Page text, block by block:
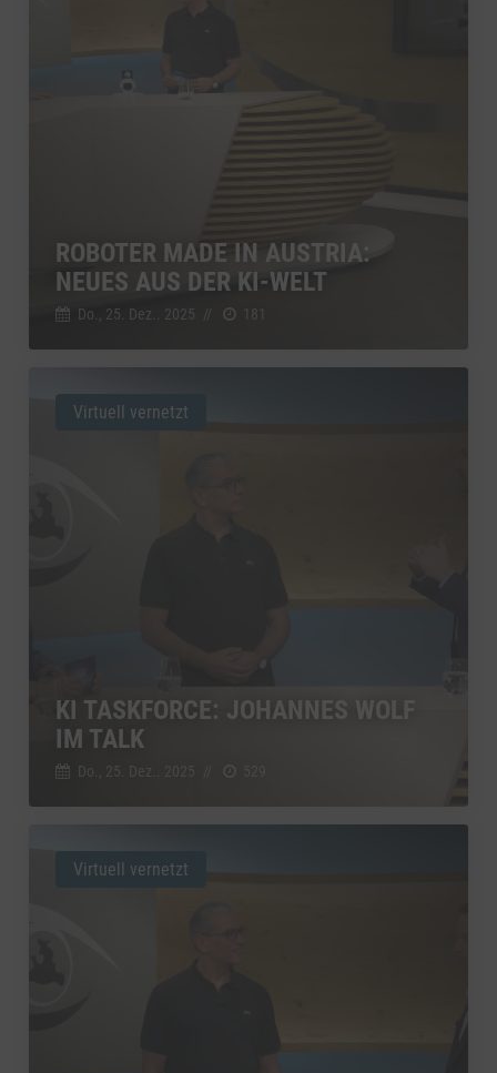
ROBOTER MADE IN AUSTRIA:
NEUES AUS DER KI-WELT
Do., 25. Dez.. 2025 181
KI TASKFORCE: JOHANNES WOLF
IM TALK
Do., 25. Dez.. 2025
Virtuell vernetzt
Virtuell vernetzt